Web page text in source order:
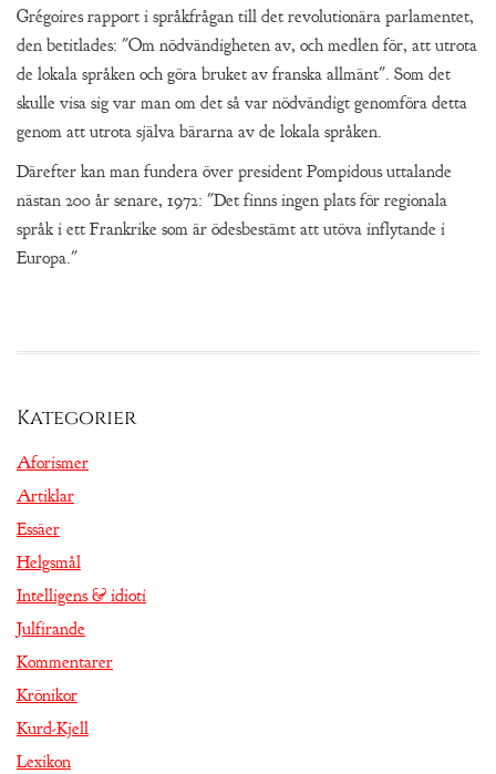
Grégoires rapport i språkfrågan till det revolutionära parlamentet,
den betitlades: "Om nödvändigheten av, och medlen för, att utrota
de lokala språken och göra bruket av franska allmänt". Som det
skulle visa sig var man om det så var nödvändigt genomföra detta
genom att utrota själva bärarna av de lokala språken.
Därefter kan man fundera över president Pompidous uttalande
nästan 200 år senare, 1972: "Det finns ingen plats för regionala
språk i ett Frankrike som är ödesbestämt att utöva inflytande i
Europa."
Kategorier
Aforismer
Artiklar
Essäer
Helgsmål
Intelligens & idioti
Julfirande
Kommentarer
Krönikor
Kurd-Kjell
Lexikon